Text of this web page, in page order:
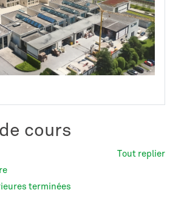
cours
Tout replier
terminées